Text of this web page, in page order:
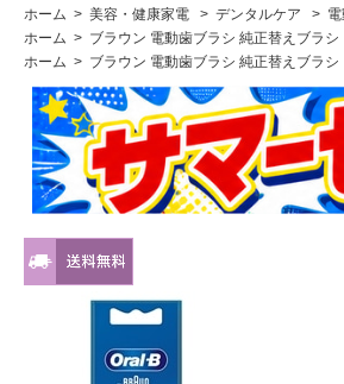
ホーム > 美容・健康家電 > デンタルケア >
ホーム > ブラウン 電動歯ブラシ 純正替えブラシ
ホーム > ブラウン 電動歯ブラシ 純正替えブラシ